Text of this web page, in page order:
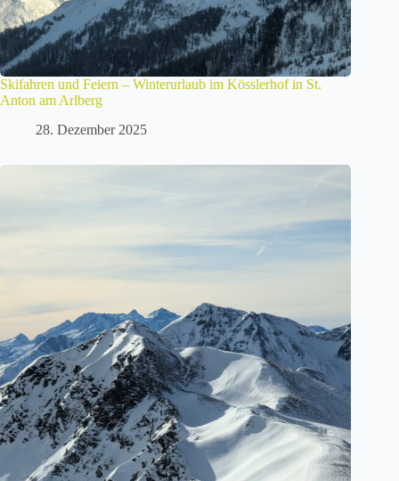
Skifahren und Feiern – Winterurlaub im Kösslerhof in St.
Anton am Arlberg
28. Dezember 2025